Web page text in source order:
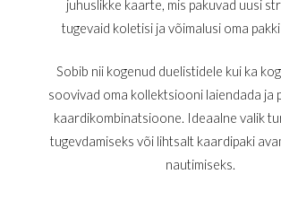
juhuslikke kaarte, mis pakuvad uusi
tugevaid koletisi ja võimalusi oma
Sobib nii kogenud duelistidele kui ka
soovivad oma kollektsiooni laiendada ja
kaardikombinatsioone. Ideaalne valik
tugevdamiseks või lihtsalt kaardipaki
nautimiseks.